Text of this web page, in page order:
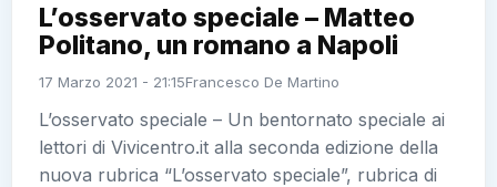
L’osservato speciale – Matteo
Politano, un romano a Napoli
17 Marzo 2021 - 21:15Francesco De Martino
L’osservato speciale – Un bentornato speciale ai
lettori di Vivicentro.it alla seconda edizione della
nuova rubrica “L’osservato speciale”, rubrica di